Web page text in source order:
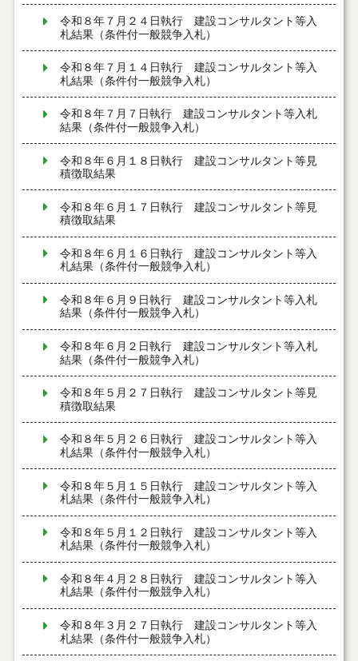
令和８年７月２４日執行 建設コンサルタント等入
札結果（条件付一般競争入札）
令和８年７月１４日執行 建設コンサルタント等入
札結果（条件付一般競争入札）
令和８年７月７日執行 建設コンサルタント等入札
結果（条件付一般競争入札）
令和８年６月１８日執行 建設コンサルタント等見
積徴取結果
令和８年６月１７日執行 建設コンサルタント等見
積徴取結果
令和８年６月１６日執行 建設コンサルタント等入
札結果（条件付一般競争入札）
令和８年６月９日執行 建設コンサルタント等入札
結果（条件付一般競争入札）
令和８年６月２日執行 建設コンサルタント等入札
結果（条件付一般競争入札）
令和８年５月２７日執行 建設コンサルタント等見
積徴取結果
令和８年５月２６日執行 建設コンサルタント等入
札結果（条件付一般競争入札）
令和８年５月１５日執行 建設コンサルタント等入
札結果（条件付一般競争入札）
令和８年５月１２日執行 建設コンサルタント等入
札結果（条件付一般競争入札）
令和８年４月２８日執行 建設コンサルタント等入
札結果（条件付一般競争入札）
令和８年３月２７日執行 建設コンサルタント等入
札結果（条件付一般競争入札）